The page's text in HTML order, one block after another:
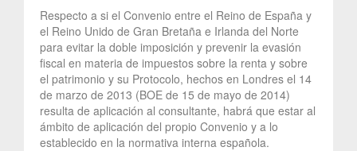
Respecto a si el Convenio entre el Reino de España y
el Reino Unido de Gran Bretaña e Irlanda del Norte
para evitar la doble imposición y prevenir la evasión
fiscal en materia de impuestos sobre la renta y sobre
el patrimonio y su Protocolo, hechos en Londres el 14
de marzo de 2013 (BOE de 15 de mayo de 2014)
resulta de aplicación al consultante, habrá que estar al
ámbito de aplicación del propio Convenio y a lo
establecido en la normativa interna española.